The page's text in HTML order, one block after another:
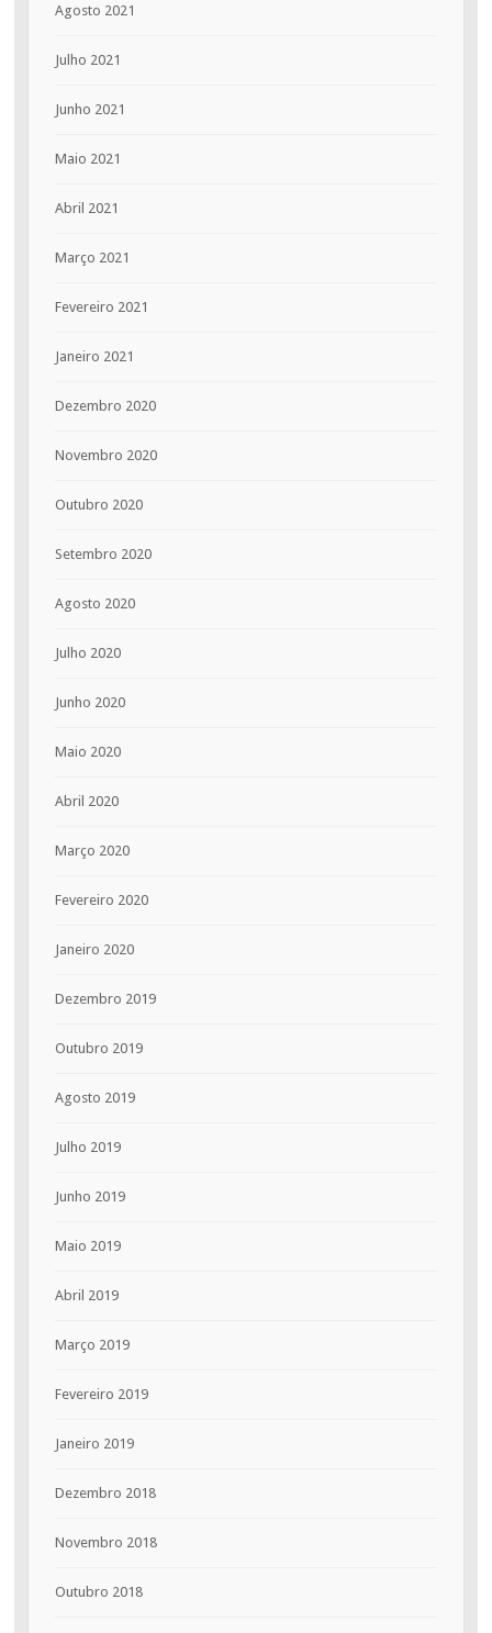
Agosto 2021
Julho 2021
Junho 2021
Maio 2021
Abril 2021
Março 2021
Fevereiro 2021
Janeiro 2021
Dezembro 2020
Novembro 2020
Outubro 2020
Setembro 2020
Agosto 2020
Julho 2020
Junho 2020
Maio 2020
Abril 2020
Março 2020
Fevereiro 2020
Janeiro 2020
Dezembro 2019
Outubro 2019
Agosto 2019
Julho 2019
Junho 2019
Maio 2019
Abril 2019
Março 2019
Fevereiro 2019
Janeiro 2019
Dezembro 2018
Novembro 2018
Outubro 2018